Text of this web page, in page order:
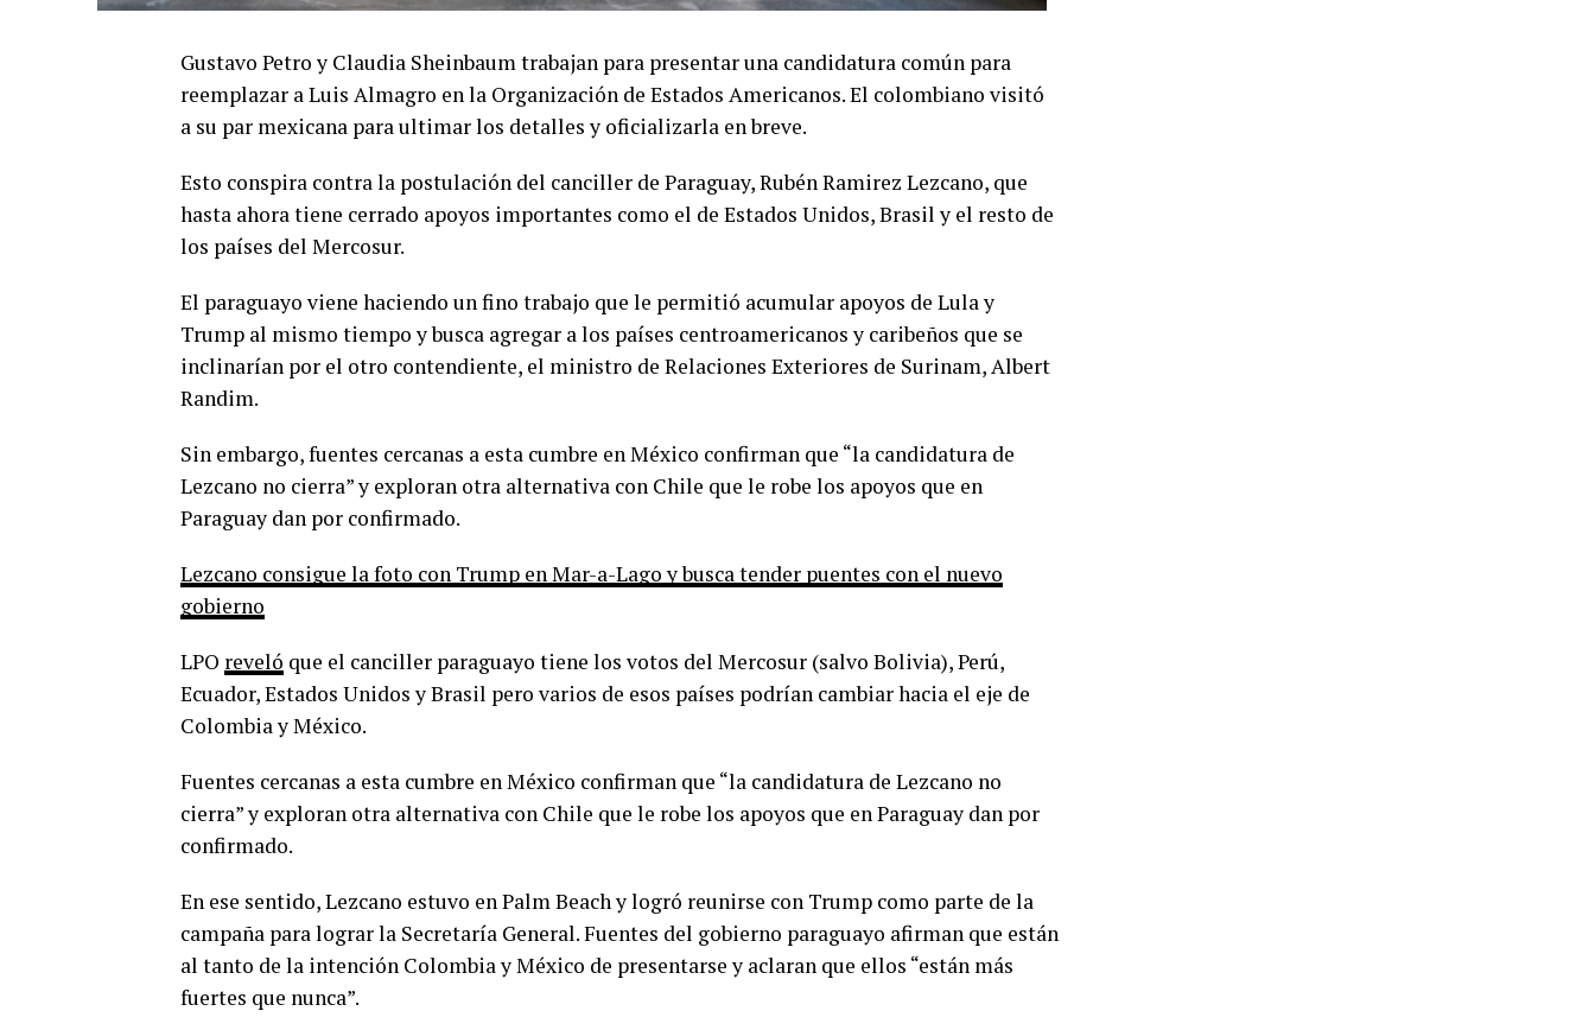
Gustavo Petro y Claudia Sheinbaum trabajan para presentar una candidatura común para
reemplazar a Luis Almagro en la Organización de Estados Americanos. El colombiano visitó
a su par mexicana para ultimar los detalles y oficializarla en breve.
Esto conspira contra la postulación del canciller de Paraguay, Rubén Ramirez Lezcano, que
hasta ahora tiene cerrado apoyos importantes como el de Estados Unidos, Brasil y el resto de
los países del Mercosur.
El paraguayo viene haciendo un fino trabajo que le permitió acumular apoyos de Lula y
Trump al mismo tiempo y busca agregar a los países centroamericanos y caribeños que se
inclinarían por el otro contendiente, el ministro de Relaciones Exteriores de Surinam, Albert
Randim.
Sin embargo, fuentes cercanas a esta cumbre en México confirman que “la candidatura de
Lezcano no cierra” y exploran otra alternativa con Chile que le robe los apoyos que en
Paraguay dan por confirmado.
Lezcano consigue la foto con Trump en Mar-a-Lago y busca tender puentes con el nuevo
gobierno
LPO reveló que el canciller paraguayo tiene los votos del Mercosur (salvo Bolivia), Perú,
Ecuador, Estados Unidos y Brasil pero varios de esos países podrían cambiar hacia el eje de
Colombia y México.
Fuentes cercanas a esta cumbre en México confirman que “la candidatura de Lezcano no
cierra” y exploran otra alternativa con Chile que le robe los apoyos que en Paraguay dan por
confirmado.
En ese sentido, Lezcano estuvo en Palm Beach y logró reunirse con Trump como parte de la
campaña para lograr la Secretaría General. Fuentes del gobierno paraguayo afirman que están
al tanto de la intención Colombia y México de presentarse y aclaran que ellos “están más
fuertes que nunca”.